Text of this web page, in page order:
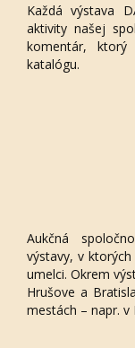
Každá výstava
aktivity našej
komentár,
katalógu.
Aukčná
výstavy, v
umelci. Okrem
Hrušove a
mestách – napr. v